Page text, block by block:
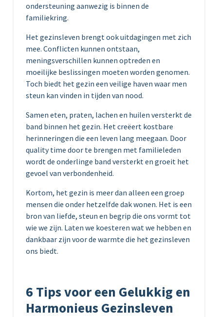
ondersteuning aanwezig is binnen de
familiekring.
Het gezinsleven brengt ook uitdagingen met zich
mee. Conflicten kunnen ontstaan,
meningsverschillen kunnen optreden en
moeilijke beslissingen moeten worden genomen.
Toch biedt het gezin een veilige haven waar men
steun kan vinden in tijden van nood.
Samen eten, praten, lachen en huilen versterkt de
band binnen het gezin. Het creëert kostbare
herinneringen die een leven lang meegaan. Door
quality time door te brengen met familieleden
wordt de onderlinge band versterkt en groeit het
gevoel van verbondenheid.
Kortom, het gezin is meer dan alleen een groep
mensen die onder hetzelfde dak wonen. Het is een
bron van liefde, steun en begrip die ons vormt tot
wie we zijn. Laten we koesteren wat we hebben en
dankbaar zijn voor de warmte die het gezinsleven
ons biedt.
6 Tips voor een Gelukkig en
Harmonieus Gezinsleven